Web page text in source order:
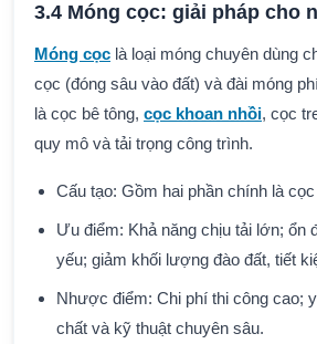
3.4 Móng cọc: giải pháp cho
Móng cọc là loại móng chuyên dùng
cọc (đóng sâu vào đất) và đài móng
là cọc bê tông, cọc khoan nhồi, cọc
quy mô và tải trọng công trình.
Cấu tạo: Gồm hai phần chính là
Ưu điểm: Khả năng chịu tải lớn; ổn
yếu; giảm khối lượng đào đất, tiết
Nhược điểm: Chi phí thi công cao;
chất và kỹ thuật chuyên sâu.